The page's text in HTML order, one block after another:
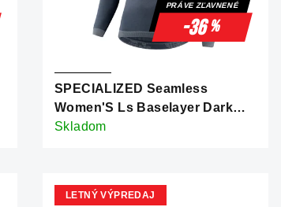
PRÁVE ZĽAVNENÉ
-36%
SPECIALIZED Seamless
Women'S Ls Baselayer Dark
Gray
Skladom
LETNÝ VÝPREDAJ